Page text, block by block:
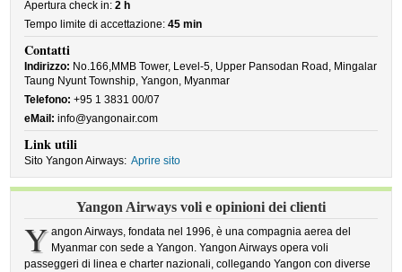
Apertura check in:2 h
Tempo limite di accettazione:45 min
Contatti
Indirizzo: No.166,MMB Tower, Level-5, Upper Pansodan Road, Mingalar
Taung Nyunt Township, Yangon, Myanmar
Telefono: +95 1 3831 00/07
eMail: info@yangonair.com
Link utili
Sito Yangon Airways: Aprire sito
Yangon Airways voli e opinioni dei clienti
Y angon Airways, fondata nel 1996, è una compagnia aerea del
Myanmar con sede a Yangon. Yangon Airways opera voli
passeggeri di linea e charter nazionali, collegando Yangon con diverse